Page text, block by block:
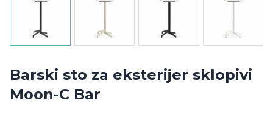
Barski sto za eksterijer sklopivi
Moon-C Bar